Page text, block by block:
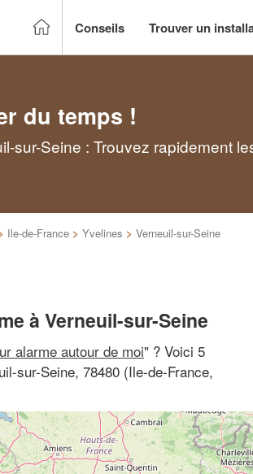
Conseils Trouver un
du temps !
sur-Seine : Trouvez rapidement
Ile-de-France > Yvelines > Verneuil-sur-Seine
à Verneuil-sur-Seine
alarme autour de moi" ? Voici 5
sur-Seine, 78480 (Ile-de-France,